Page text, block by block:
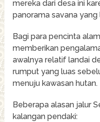
mereka dari desa ini
panorama savana yang
Bagi para pencinta
memberikan
awalnya relatif landai
rumput yang luas
menuju kawasan hutan.
Beberapa alasan jalur
kalangan pendaki: